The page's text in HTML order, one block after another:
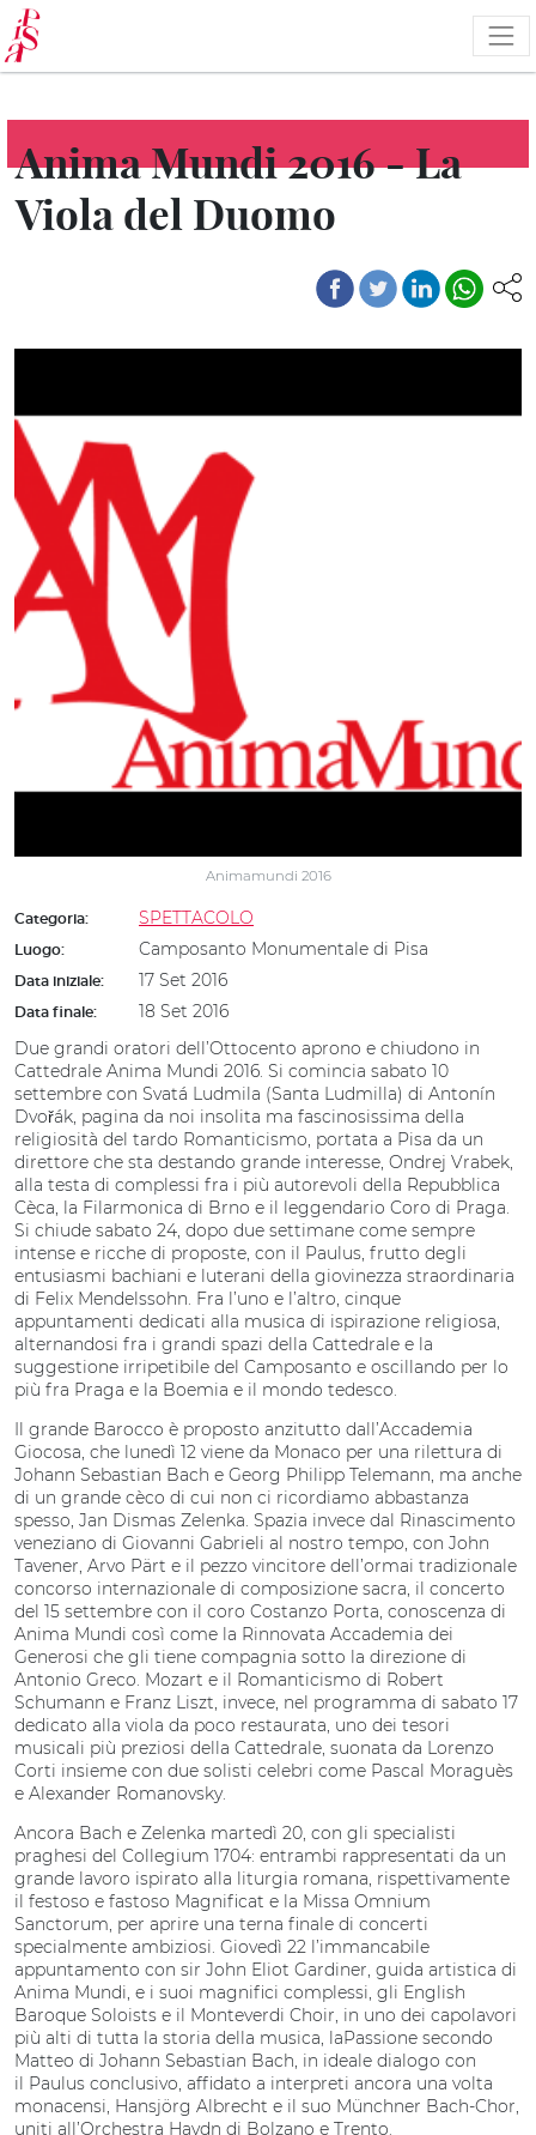
Salta
al
contenuto
principale
Anima Mundi 2016 - La
Viola del Duomo
Animamundi 2016
Categoria: SPETTACOLO
Luogo: Camposanto Monumentale di Pisa
Data iniziale: 17 Set 2016
Data finale:
18 Set 2016
Due grandi oratori dell’Ottocento aprono e chiudono in
Cattedrale Anima Mundi 2016. Si comincia sabato 10
settembre con Svatá Ludmila (Santa Ludmilla) di Antonín
Dvořák, pagina da noi insolita ma fascinosissima della
religiosità del tardo Romanticismo, portata a Pisa da un
direttore che sta destando grande interesse, Ondrej Vrabek,
alla testa di complessi fra i più autorevoli della Repubblica
Cèca, la Filarmonica di Brno e il leggendario Coro di Praga.
Si chiude sabato 24, dopo due settimane come sempre
intense e ricche di proposte, con il Paulus, frutto degli
entusiasmi bachiani e luterani della giovinezza straordinaria
di Felix Mendelssohn. Fra l’uno e l’altro, cinque
appuntamenti dedicati alla musica di ispirazione religiosa,
alternandosi fra i grandi spazi della Cattedrale e la
suggestione irripetibile del Camposanto e oscillando per lo
più fra Praga e la Boemia e il mondo tedesco.
Il grande Barocco è proposto anzitutto dall’Accademia
Giocosa, che lunedì 12 viene da Monaco per una rilettura di
Johann Sebastian Bach e Georg Philipp Telemann, ma anche
di un grande cèco di cui non ci ricordiamo abbastanza
spesso, Jan Dismas Zelenka. Spazia invece dal Rinascimento
veneziano di Giovanni Gabrieli al nostro tempo, con John
Tavener, Arvo Pärt e il pezzo vincitore dell’ormai tradizionale
concorso internazionale di composizione sacra, il concerto
del 15 settembre con il coro Costanzo Porta, conoscenza di
Anima Mundi così come la Rinnovata Accademia dei
Generosi che gli tiene compagnia sotto la direzione di
Antonio Greco. Mozart e il Romanticismo di Robert
Schumann e Franz Liszt, invece, nel programma di sabato 17
dedicato alla viola da poco restaurata, uno dei tesori
musicali più preziosi della Cattedrale, suonata da Lorenzo
Corti insieme con due solisti celebri come Pascal Moraguès
e Alexander Romanovsky.
Ancora Bach e Zelenka martedì 20, con gli specialisti
praghesi del Collegium 1704: entrambi rappresentati da un
grande lavoro ispirato alla liturgia romana, rispettivamente
il festoso e fastoso Magnificat e la Missa Omnium
Sanctorum, per aprire una terna finale di concerti
specialmente ambiziosi. Giovedì 22 l’immancabile
appuntamento con sir John Eliot Gardiner, guida artistica di
Anima Mundi, e i suoi magnifici complessi, gli English
Baroque Soloists e il Monteverdi Choir, in uno dei capolavori
più alti di tutta la storia della musica, laPassione secondo
Matteo di Johann Sebastian Bach, in ideale dialogo con
il Paulus conclusivo, affidato a interpreti ancora una volta
monacensi, Hansjörg Albrecht e il suo Münchner Bach-Chor,
uniti all’Orchestra Haydn di Bolzano e Trento.